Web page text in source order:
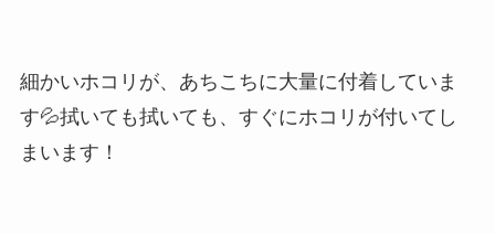
細かいホコリが、あちこちに大量に付着していま
す💦拭いても拭いても、すぐにホコリが付いてし
まいます！